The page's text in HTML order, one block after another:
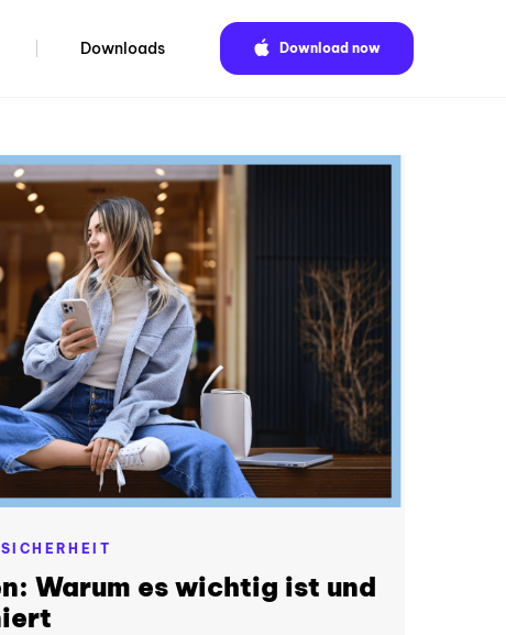
Downloads Download now
SICHERHEIT
Warum es wichtig ist und